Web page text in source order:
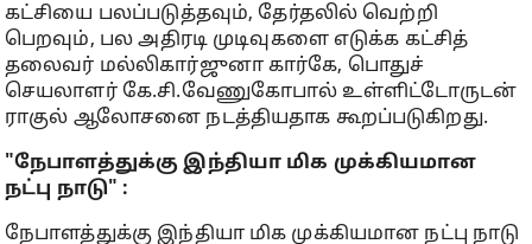
கட்சியை பலப்படுத்தவும், தேர்தலில் வெற்றி
பெறவும், பல அதிரடி முடிவுகளை எடுக்க கட்சித்
தலைவர் மல்லிகார்ஜுனா கார்கே, பொதுச்
செயலாளர் கே.சி.வேணுகோபால் உள்ளிட்டோருடன்
ராகுல் ஆலோசனை நடத்தியதாக கூறப்படுகிறது.
"நேபாளத்துக்கு இந்தியா மிக முக்கியமான
நட்பு நாடு" :
நேபாளத்துக்கு இந்தியா மிக முக்கியமான நட்பு நாடு